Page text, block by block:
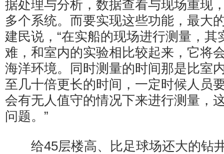
据处理与分析，数据查看与现场重现
多个系统。而要实现这些功能，最大
建民说，“在实船的现场进行测量，其
难，和室内的实验相比较起来，它将
海洋环境。同时测量的时间那是比室
至几十倍更长的时间，一定时候人员
会有无人值守的情况下来进行测量，
问题。”
给45层楼高、比足球场还大的钻